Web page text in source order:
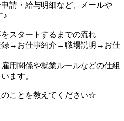
請・給与明細など、メールや
♪
をスタートするまでの流れ
→お仕事紹介→職場説明→お仕
用関係や就業ルールなどの仕組
ます。
のことを教えてください☆